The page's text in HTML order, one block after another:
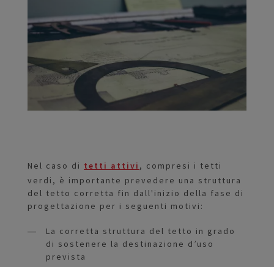
Nel caso di tetti attivi , compresi i tetti
verdi, è importante prevedere una struttura
del tetto corretta fin dall'inizio della fase di
progettazione per i seguenti motivi:
La corretta struttura del tetto in grado
di sostenere la destinazione d’uso
prevista